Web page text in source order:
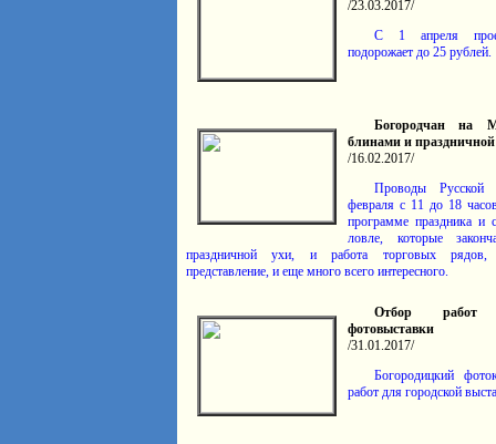
/23.03.2017/
С 1 апреля
подорожает до 25 рублей.
Богородчан на
блинами и праздничной
/16.02.2017/
Проводы Русской
февраля с 11 до 18
программе праздника и
ловле, которые
праздничной ухи, и работа торговых рядов,
представление, и еще много всего интересного.
Отбор работ
фотовыставки
/31.01.2017/
Богородицкий
работ для городской